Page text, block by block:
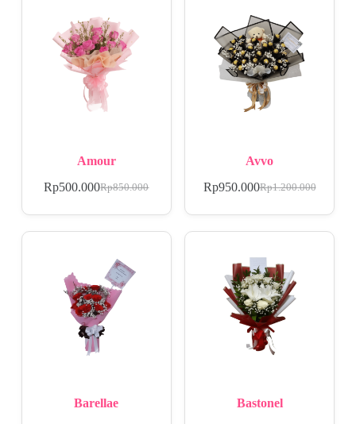
Amour
Rp850.000
Rp500.000
Avvo
Rp1.200.000
Rp950.000
Barellae Bastonel